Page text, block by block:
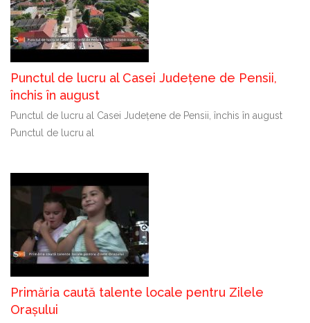
Punctul de lucru al Casei Județene de Pensii,
închis în august
Punctul de lucru al Casei Județene de Pensii, închis în august
Punctul de lucru al
Primăria caută talente locale pentru Zilele
Orașului